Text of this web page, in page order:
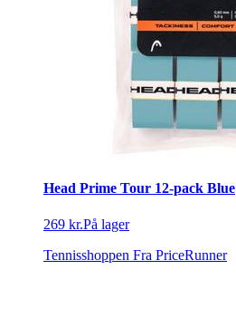
Head Prime Tour 12-pack Blue
269 kr.På lager
Tennisshoppen Fra PriceRunner